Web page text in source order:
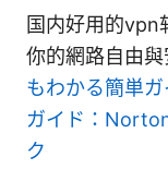
国内好用的vpn
你的網路自由
もわかる簡単
ガイド：
ク